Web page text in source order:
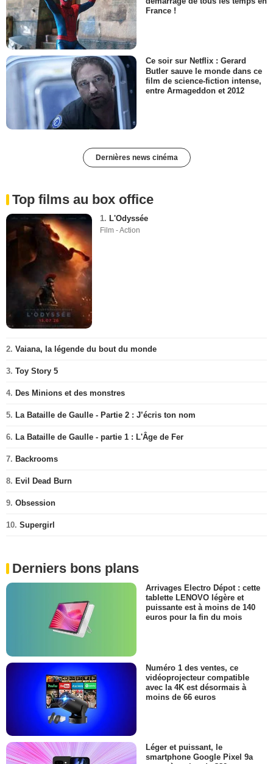
France !
Ce soir sur Netflix : Gerard
Butler sauve le monde dans ce
film de science-fiction intense,
entre Armageddon et 2012
Dernières news cinéma
Top films au box office
1. L'Odyssée
Film - Action
2. Vaiana, la légende du bout du monde
3. Toy Story 5
4. Des Minions et des monstres
5. La Bataille de Gaulle - Partie 2 : J’écris ton nom
6. La Bataille de Gaulle - partie 1 : L'Âge de Fer
7. Backrooms
8. Evil Dead Burn
9. Obsession
10. Supergirl
Derniers bons plans
Arrivages Electro Dépot : cette
tablette LENOVO légère et
puissante est à moins de 140
euros pour la fin du mois
Numéro 1 des ventes, ce
vidéoprojecteur compatible
avec la 4K est désormais à
moins de 66 euros
Léger et puissant, le
smartphone Google Pixel 9a